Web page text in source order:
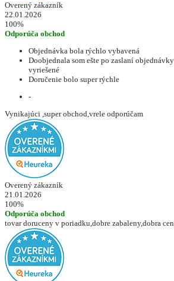
Overený zákazník
22.01.2026
100%
Odporúča obchod
Objednávka bola rýchlo vybavená
Doobjednala som ešte po zaslaní
vyriešené
Doručenie bolo super rýchle
-
Vynikajúci ,super obchod,vrele odporúčam
Overený zákazník
21.01.2026
100%
Odporúča obchod
tovar doruceny v poriadku,dobre zabaleny,dobra